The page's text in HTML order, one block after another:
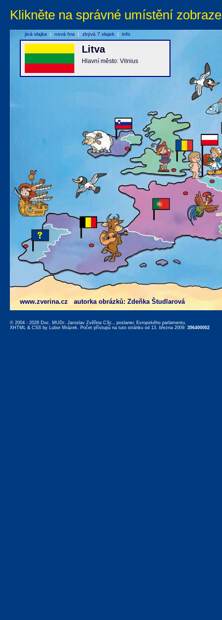
Klikněte na správné umístění
www.zverina.cz autorka obrázků: Zdeňka Študlarová
Litva
Hlavní město: Vilnius
jiná vlajka | nová hra | zbývá 7 vlajek | info
© 2004 - 2026 Doc. MUDr. Jaroslav Zvěřina CSc., poslanec Evropského parlamentu,
XHTML & CSS by Lubor Mrázek. Počet přístupů na tuto stránku od 13. března 2009: 396400002